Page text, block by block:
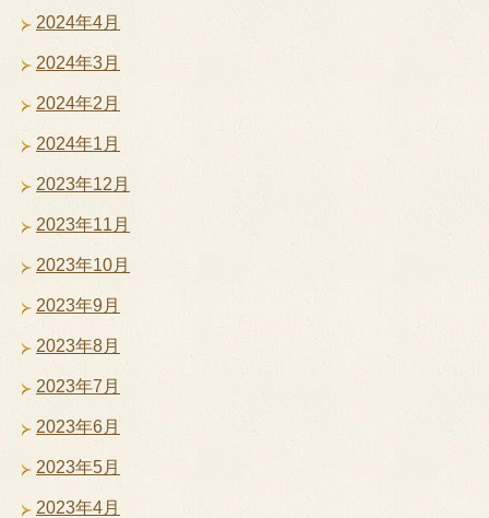
2024年4月
2024年3月
2024年2月
2024年1月
2023年12月
2023年11月
2023年10月
2023年9月
2023年8月
2023年7月
2023年6月
2023年5月
2023年4月